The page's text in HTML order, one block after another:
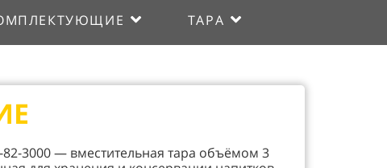
ТАРА
82-3000 — вместительная тара объёмом 3